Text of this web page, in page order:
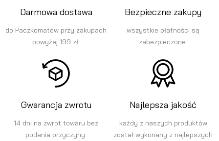
Darmowa dostawa
do Paczkomatów przy zakupach
powyżej 199 zł.
Bezpieczne zakupy
wszystkie płatności są
zabezpieczone.
Gwarancja zwrotu
14 dni na zwrot towaru bez
podania przyczyny.
Najlepsza jakość
każdy z naszych produktów
został wykonany z najlepszych